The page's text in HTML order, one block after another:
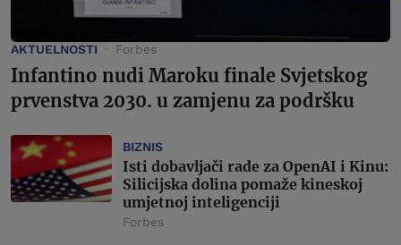
AKTUELNOSTI Forbes
Infantino nudi Maroku finale Svjetskog
prvenstva 2030. u zamjenu za podršku
BIZNIS
Isti dobavljači rade za OpenAI i Kinu:
Silicijska dolina pomaže kineskoj
umjetnoj inteligenciji
Forbes